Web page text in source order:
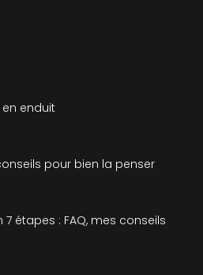
en enduit
pour bien la penser
étapes : FAQ, mes conseils